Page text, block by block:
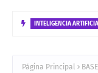
INTELIGENCIA
Página Principal